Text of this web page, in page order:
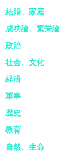
結婚、家庭
成功論、繁栄論
政治
社会、文化
経済
軍事
歴史
教育
自然、生命